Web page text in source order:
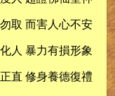
取 而害人心不安
人 暴力有損形象
直 修身養德復禮